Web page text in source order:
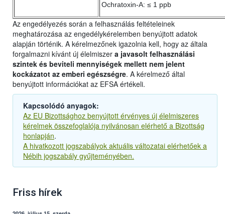
Ochratoxin-A: ≤ 1 ppb
Az engedélyezés során a felhasználás feltételeinek
meghatározása az engedélykérelemben benyújtott adatok
alapján történik. A kérelmezőnek igazolnia kell, hogy az általa
forgalmazni kívánt új élelmiszer a javasolt felhasználási
szintek és beviteli mennyiségek mellett nem jelent
kockázatot az emberi egészségre. A kérelmező által
benyújtott információkat az EFSA értékeli.
Kapcsolódó anyagok:
Az EU Bizottsághoz benyújtott érvényes új élelmiszeres
kérelmek összefoglalója nyilvánosan elérhető a Bizottság
honlapján.
A hivatkozott jogszabályok aktuális változatai elérhetőek a
Nébih jogszabály gyűjteményében.
Friss hírek